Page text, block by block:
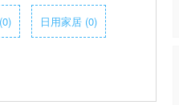
日用家居 (0)